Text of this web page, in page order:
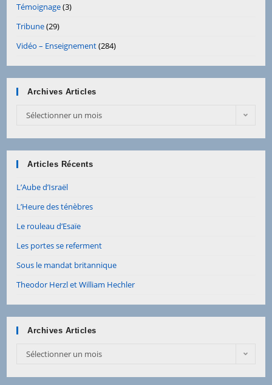
Témoignage(3)
Tribune(29)
Vidéo – Enseignement(284)
Archives Articles
Sélectionner un mois
Articles Récents
L’Aube d’Israël
L’Heure des ténèbres
Le rouleau d’Esaïe
Les portes se referment
Sous le mandat britannique
Theodor Herzl et William Hechler
Archives Articles
Sélectionner un mois